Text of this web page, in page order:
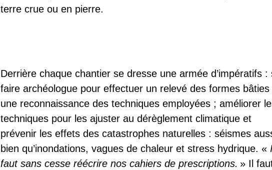
terre crue ou en pierre.
Derrière chaque chantier se dresse une armée d’impératifs :
faire archéologue pour effectuer un relevé des formes bâties
une reconnaissance des techniques employées ; améliorer
techniques pour les ajuster au dérèglement climatique et
prévenir les effets des catastrophes naturelles : séismes
bien qu’inondations, vagues de chaleur et stress hydrique. «
faut sans cesse réécrire nos cahiers de prescriptions. » Il